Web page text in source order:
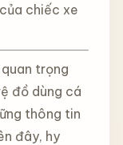
chiếc xe
trọng
đồ dùng cá
thông tin
đây, hy